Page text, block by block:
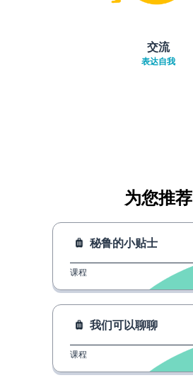
交流
表达自我
为您推荐
秘鲁的小贴士
课程
我们可以聊聊
课程